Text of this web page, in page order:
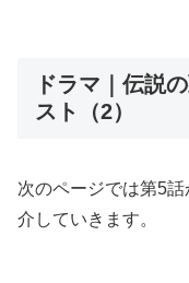
ドラマ｜伝説
スト（2）
次のページでは第5
介していきます。